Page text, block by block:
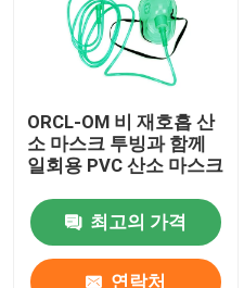
ORCL-OM 비 재호흡 산
소 마스크 투빙과 함께
일회용 PVC 산소 마스크
최고의 가격
연락처